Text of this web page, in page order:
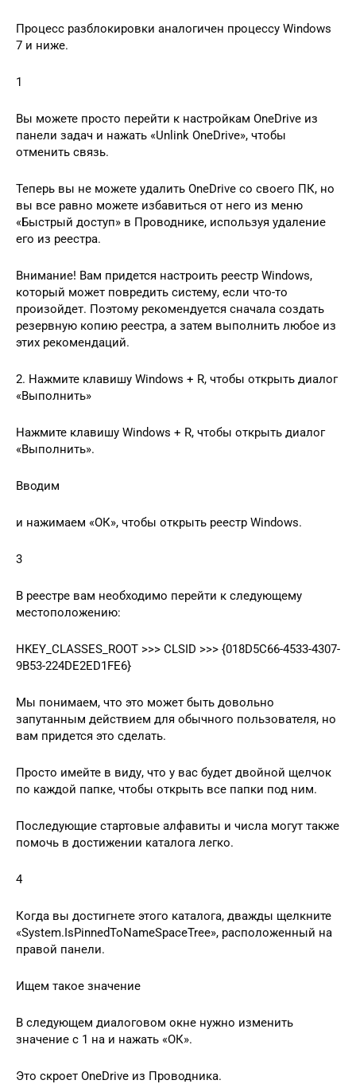
Процесс разблокировки аналогичен процессу Windows
7 и ниже.
1
Вы можете просто перейти к настройкам OneDrive из
панели задач и нажать «Unlink OneDrive», чтобы
отменить связь.
Теперь вы не можете удалить OneDrive со своего ПК, но
вы все равно можете избавиться от него из меню
«Быстрый доступ» в Проводнике, используя удаление
его из реестра.
Внимание! Вам придется настроить реестр Windows,
который может повредить систему, если что-то
произойдет. Поэтому рекомендуется сначала создать
резервную копию реестра, а затем выполнить любое из
этих рекомендаций.
2. Нажмите клавишу Windows + R, чтобы открыть диалог
«Выполнить»
Нажмите клавишу Windows + R, чтобы открыть диалог
«Выполнить».
Вводим
и нажимаем «ОК», чтобы открыть реестр Windows.
3
В реестре вам необходимо перейти к следующему
местоположению:
HKEY_CLASSES_ROOT >>> CLSID >>> {018D5C66-4533-4307-
9B53-224DE2ED1FE6}
Мы понимаем, что это может быть довольно
запутанным действием для обычного пользователя, но
вам придется это сделать.
Просто имейте в виду, что у вас будет двойной щелчок
по каждой папке, чтобы открыть все папки под ним.
Последующие стартовые алфавиты и числа могут также
помочь в достижении каталога легко.
4
Когда вы достигнете этого каталога, дважды щелкните
«System.IsPinnedToNameSpaceTree», расположенный на
правой панели.
Ищем такое значение
В следующем диалоговом окне нужно изменить
значение с 1 на и нажать «ОК».
Это скроет OneDrive из Проводника.